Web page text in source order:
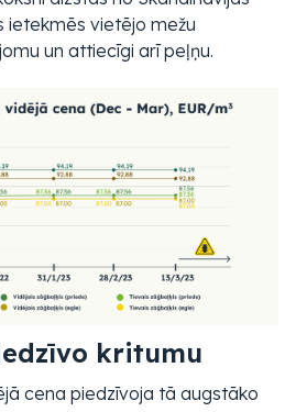
ietekmēs vietējo mežu
un attiecīgi arī peļņu.
kritumu
cena piedzīvoja tā augstāko